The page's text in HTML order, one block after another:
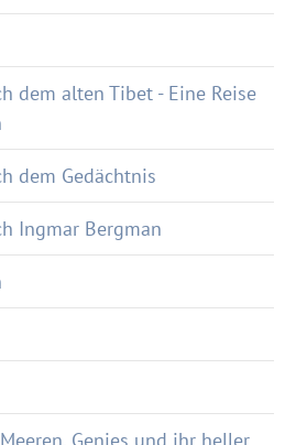
dem alten Tibet - Eine Reise
dem Gedächtnis
Ingmar Bergman